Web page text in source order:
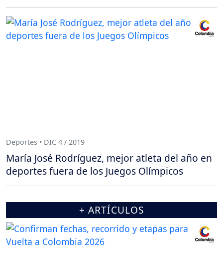
Deportes • DIC 4 / 2019
María José Rodríguez, mejor atleta del año en
deportes fuera de los Juegos Olímpicos
+ ARTÍCULOS